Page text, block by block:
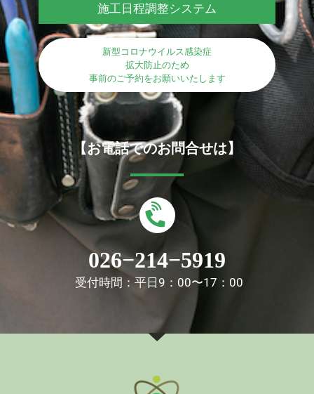
施工日程調整システム
新型コロナウイルス感染症
拡大防止のため
事前のご予約をお願いいたします
【お電話でのお問合せは】
026−214−5919
受付時間：平日9：00〜17：00